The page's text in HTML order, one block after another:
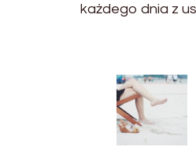
każdego dnia z